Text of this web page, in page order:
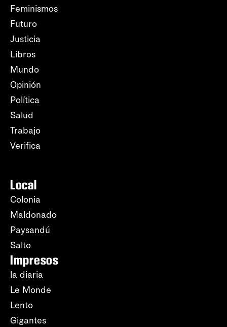
Feminismos
Futuro
Justicia
Libros
Mundo
Opinión
Política
Salud
Trabajo
Verifica
Local
Colonia
Maldonado
Paysandú
Salto
Impresos
la diaria
Le Monde
Lento
Gigantes